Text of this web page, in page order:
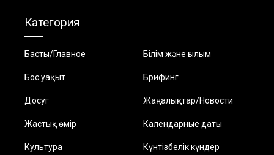
Категория
Басты/Главное Білім және ғылым
Бос уақыт Брифинг
Досуг Жаңалықтар/Новости
Жастық өмір Календарные даты
Культура Күнтізбелік күндер